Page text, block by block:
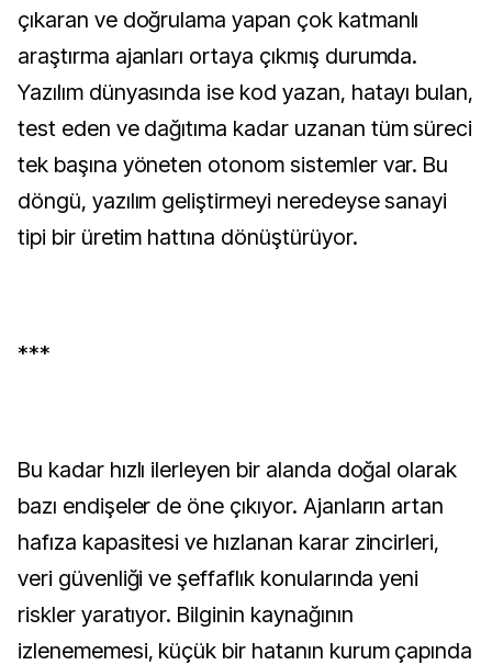
çıkaran ve doğrulama yapan çok katmanlı
araştırma ajanları ortaya çıkmış durumda.
Yazılım dünyasında ise kod yazan, hatayı bulan,
test eden ve dağıtıma kadar uzanan tüm süreci
tek başına yöneten otonom sistemler var. Bu
döngü, yazılım geliştirmeyi neredeyse sanayi
tipi bir üretim hattına dönüştürüyor.
***
Bu kadar hızlı ilerleyen bir alanda doğal olarak
bazı endişeler de öne çıkıyor. Ajanların artan
hafıza kapasitesi ve hızlanan karar zincirleri,
veri güvenliği ve şeffaflık konularında yeni
riskler yaratıyor. Bilginin kaynağının
izlenememesi, küçük bir hatanın kurum çapında